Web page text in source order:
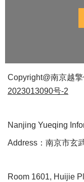
Copyright@南京越
2023013090号-2
Nanjing Yueqing
Address：南京市玄
Room 1601, Huijie